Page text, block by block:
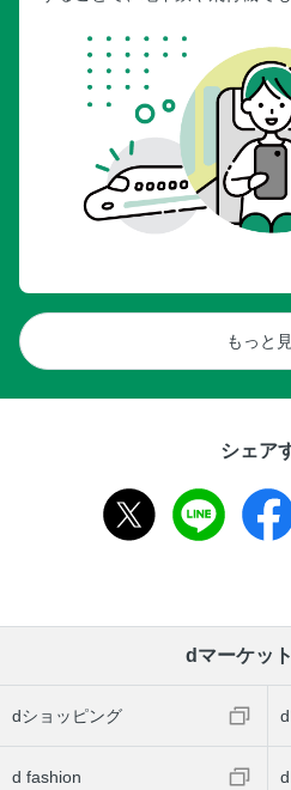
もっと
シェア
dマーケッ
dショッピング
d fashion